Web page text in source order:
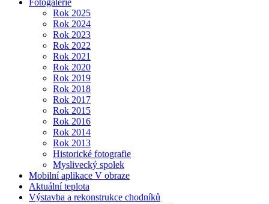
Fotogalerie
Rok 2025
Rok 2024
Rok 2023
Rok 2022
Rok 2021
Rok 2020
Rok 2019
Rok 2018
Rok 2017
Rok 2015
Rok 2016
Rok 2014
Rok 2013
Historické fotografie
Myslivecký spolek
Mobilní aplikace V obraze
Aktuální teplota
Výstavba a rekonstrukce chodníků